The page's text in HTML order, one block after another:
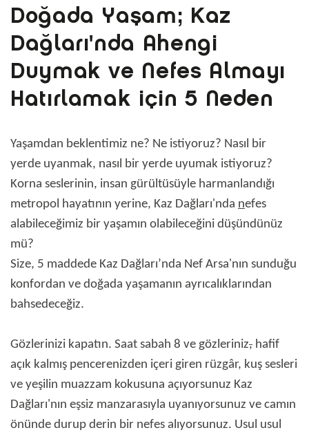
Doğada Yaşam; Kaz
Dağları'nda Ahengi
Duymak ve Nefes Almayı
Hatırlamak için 5 Neden
Yaşamdan beklentimiz ne? Ne istiyoruz? Nasıl bir
yerde uyanmak, nasıl bir yerde uyumak istiyoruz?
Korna seslerinin, insan gürültüsüyle harmanlandığı
metropol hayatının yerine, Kaz Dağları'nda nefes
alabileceğimiz bir yaşamın olabileceğini düşündünüz
mü?
Size, 5 maddede Kaz Dağları’nda Nef Arsa'nın sunduğu
konfordan ve doğada yaşamanın ayrıcalıklarından
bahsedeceğiz.
Gözlerinizi kapatın. Saat sabah 8 ve gözleriniz, hafif
açık kalmış pencerenizden içeri giren rüzgâr, kuş sesleri
ve yeşilin muazzam kokusuna açıyorsunuz Kaz
Dağları'nın eşsiz manzarasıyla uyanıyorsunuz ve camın
önünde durup derin bir nefes alıyorsunuz. Usul usul